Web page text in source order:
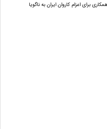
برای اعزام کاروان ایران به ناگویا